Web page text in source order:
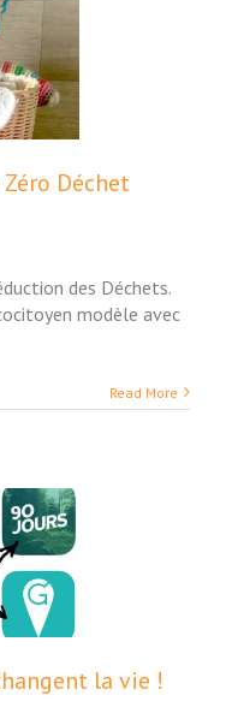
Zéro Déchet
des Déchets.
modèle avec
Read More
la vie !